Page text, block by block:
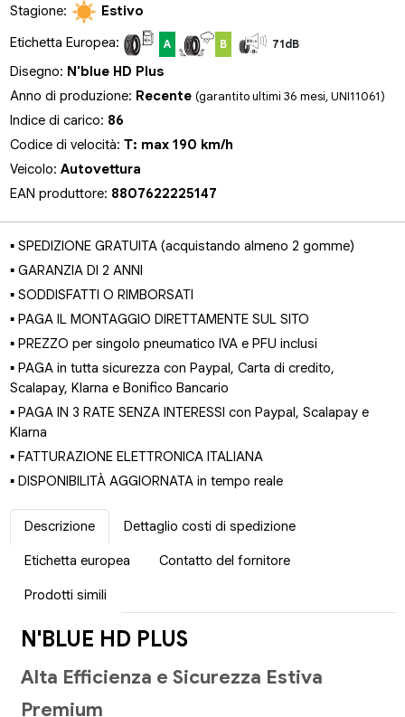
Stagione:
Estivo
Etichetta Europea:
A B 71dB
Disegno: N'blue HD Plus
Anno di produzione: Recente(garantito ultimi 36 mesi, UNI11061)
Indice di carico: 86
Codice di velocità:T: max 190 km/h
Veicolo:Autovettura
EAN produttore: 8807622225147
▪ SPEDIZIONE GRATUITA (acquistando almeno 2 gomme)
▪ GARANZIA DI 2 ANNI
▪ SODDISFATTI O RIMBORSATI
▪ PAGA IL MONTAGGIO DIRETTAMENTE SUL SITO
▪ PREZZO per singolo pneumatico IVA e PFU inclusi
▪ PAGA in tutta sicurezza con Paypal, Carta di credito,
Scalapay, Klarna e Bonifico Bancario
▪ PAGA IN 3 RATE SENZA INTERESSI con Paypal, Scalapay e
Klarna
▪ FATTURAZIONE ELETTRONICA ITALIANA
▪ DISPONIBILITÀ AGGIORNATA in tempo reale
Descrizione Dettaglio costi di spedizione
Etichetta europea Contatto del fornitore
Prodotti simili
N'BLUE HD PLUS
Alta Efficienza e Sicurezza Estiva
Premium